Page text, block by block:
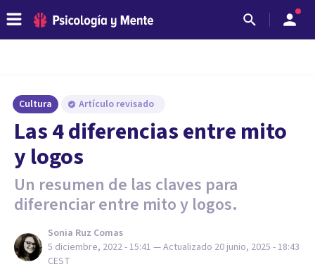
Cultura Artículo revisado
Las 4 diferencias entre mito
y logos
Un resumen de las claves para
diferenciar entre mito y logos.
Sonia Ruz Comas
5 diciembre, 2022 - 15:41 — Actualizado 20 junio, 2025 - 18:43
CEST